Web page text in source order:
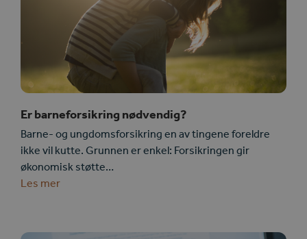
Er barneforsikring nødvendig?
Barne- og ungdomsforsikring en av tingene foreldre
ikke vil kutte. Grunnen er enkel: Forsikringen gir
økonomisk støtte…
Les mer